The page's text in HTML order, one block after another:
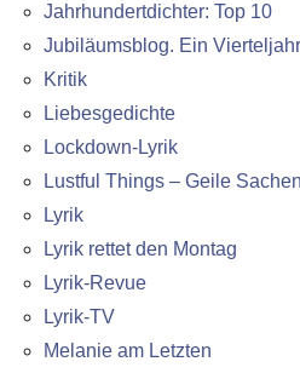
Jahrhundertdichter: Top 10
Jubiläumsblog. Ein
Kritik
Liebesgedichte
Lockdown-Lyrik
Lustful Things – Geile
Lyrik
Lyrik rettet den Montag
Lyrik-Revue
Lyrik-TV
Melanie am Letzten